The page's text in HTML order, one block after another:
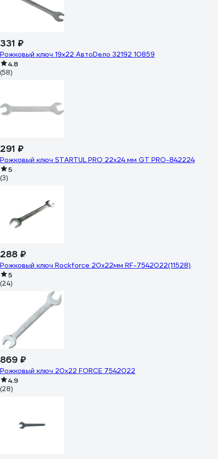
331 ₽
Рожковый ключ 19х22 АвтоDело 32192 10859
4.8
(58)
291 ₽
Рожковый ключ STARTUL PRO 22x24 мм GT PRO-842224
5
(3)
288 ₽
Рожковый ключ Rockforce 20х22мм RF-7542022(11528)
5
(24)
869 ₽
Рожковый ключ 20х22 FORCE 7542022
4.9
(28)